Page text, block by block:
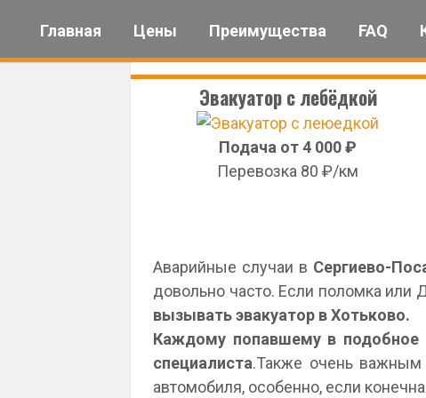
content
Главная Цены Преимущества FAQ
Эвакуатор с лебёдкой
Подача от 4 000 ₽
Перевозка 80 ₽/км
Аварийные случаи в Сергиево-
довольно часто. Если поломка или
вызывать эвакуатор в Хотьково.
Каждому попавшему в подобное
специалиста.Также очень важным
автомобиля, особенно, если